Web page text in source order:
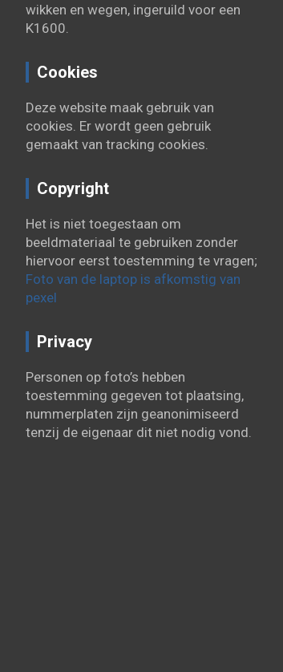
wikken en wegen, ingeruild voor een
K1600.
Cookies
Deze website maak gebruik van
cookies. Er wordt geen gebruik
gemaakt van tracking cookies.
Copyright
Het is niet toegestaan om
beeldmateriaal te gebruiken zonder
hiervoor eerst toestemming te vragen;
Foto van de laptop is afkomstig van
pexel
Privacy
Personen op foto’s hebben
toestemming gegeven tot plaatsing,
nummerplaten zijn geanonimiseerd
tenzij de eigenaar dit niet nodig vond.